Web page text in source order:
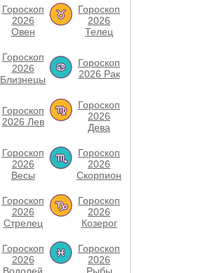
Гороскоп
2026
Овен
Гороскоп
2026
Телец
Гороскоп
2026
Близнецы
Гороскоп
2026 Рак
Гороскоп
2026 Лев
Гороскоп
2026
Дева
Гороскоп
2026
Весы
Гороскоп
2026
Скорпион
Гороскоп
2026
Стрелец
Гороскоп
2026
Козерог
Гороскоп
2026
Гороскоп
2026